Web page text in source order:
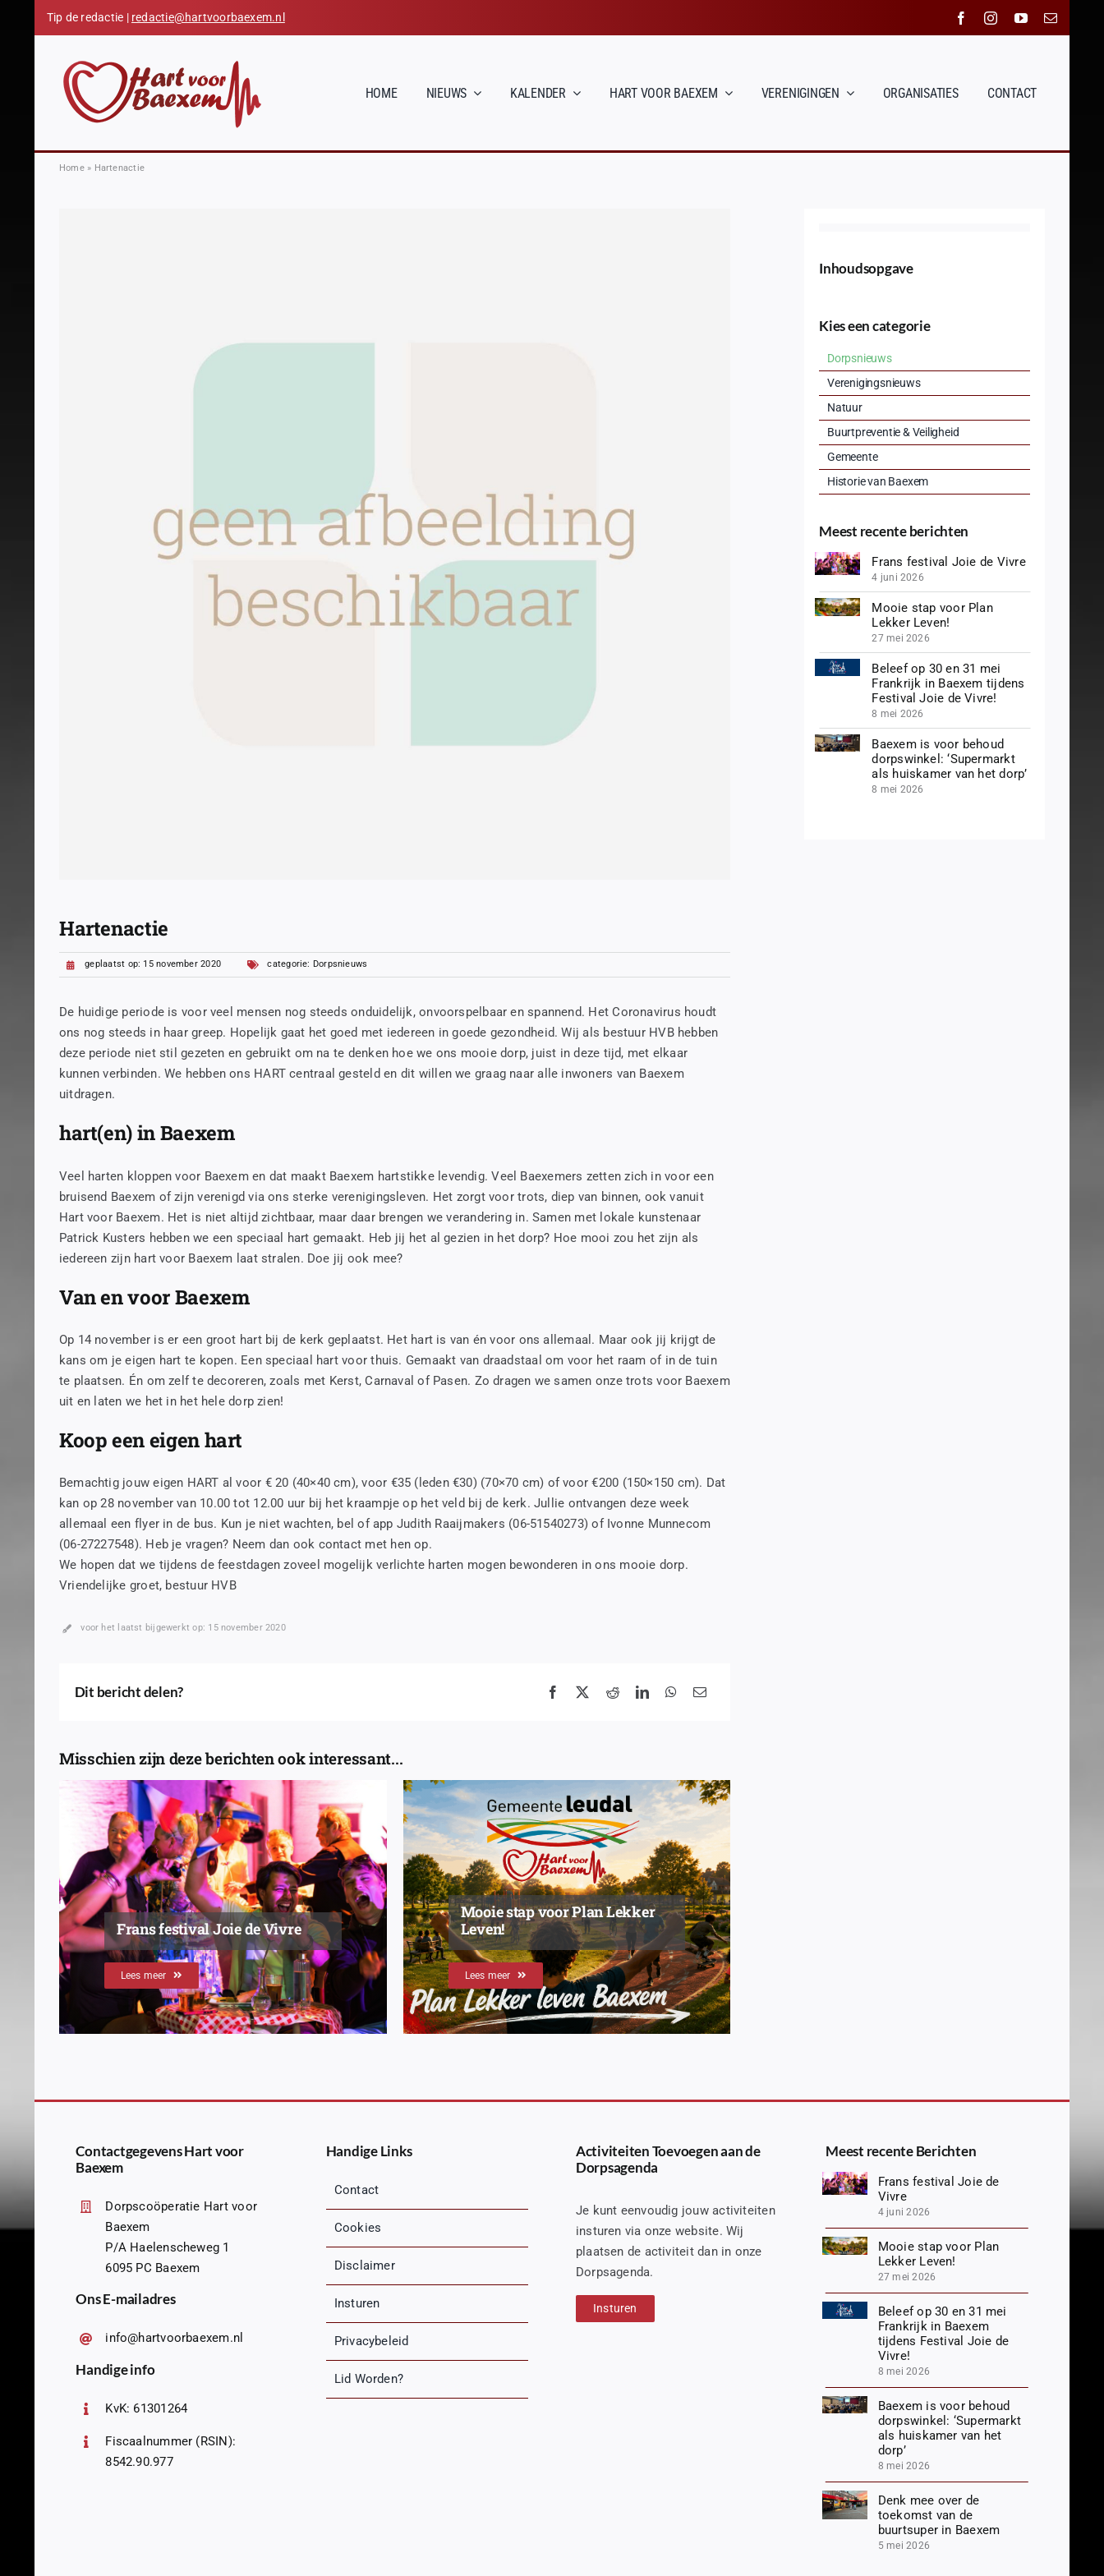
Tip de redactie | redactie@hartvoorbaexem.nl
HOME NIEUWS KALENDER HART VOOR BAEXEM VERENIGINGEN ORGANISATIES CONTACT
Home» Hartenactie
Hartenactie
geplaatst op: 15 november 2020 categorie: Dorpsnieuws
De huidige periode is voor veel mensen nog steeds onduidelijk, onvoorspelbaar en spannend. Het Coronavirus houdt
ons nog steeds in haar greep. Hopelijk gaat het goed met iedereen in goede gezondheid. Wij als bestuur HVB hebben
deze periode niet stil gezeten en gebruikt om na te denken hoe we ons mooie dorp, juist in deze tijd, met elkaar
kunnen verbinden. We hebben ons HART centraal gesteld en dit willen we graag naar alle inwoners van Baexem
uitdragen.
hart(en) in Baexem
Veel harten kloppen voor Baexem en dat maakt Baexem hartstikke levendig. Veel Baexemers zetten zich in voor een
bruisend Baexem of zijn verenigd via ons sterke verenigingsleven. Het zorgt voor trots, diep van binnen, ook vanuit
Hart voor Baexem. Het is niet altijd zichtbaar, maar daar brengen we verandering in. Samen met lokale kunstenaar
Patrick Kusters hebben we een speciaal hart gemaakt. Heb jij het al gezien in het dorp? Hoe mooi zou het zijn als
iedereen zijn hart voor Baexem laat stralen. Doe jij ook mee?
Van en voor Baexem
Op 14 november is er een groot hart bij de kerk geplaatst. Het hart is van én voor ons allemaal. Maar ook jij krijgt de
kans om je eigen hart te kopen. Een speciaal hart voor thuis. Gemaakt van draadstaal om voor het raam of in de tuin
te plaatsen. Én om zelf te decoreren, zoals met Kerst, Carnaval of Pasen. Zo dragen we samen onze trots voor Baexem
uit en laten we het in het hele dorp zien!
Koop een eigen hart
Bemachtig jouw eigen HART al voor € 20 (40×40 cm), voor €35 (leden €30) (70×70 cm) of voor €200 (150×150 cm). Dat
kan op 28 november van 10.00 tot 12.00 uur bij het kraampje op het veld bij de kerk. Jullie ontvangen deze week
allemaal een flyer in de bus. Kun je niet wachten, bel of app Judith Raaijmakers (06-51540273) of Ivonne Munnecom
(06-27227548). Heb je vragen? Neem dan ook contact met hen op.
We hopen dat we tijdens de feestdagen zoveel mogelijk verlichte harten mogen bewonderen in ons mooie dorp.
Vriendelijke groet, bestuur HVB
voor het laatst bijgewerkt op: 15 november 2020
Dit bericht delen?
Misschien zijn deze berichten ook interessant...
Frans festival Joie de Vivre
Lees meer
Mooie stap voor Plan Lekker
Leven!
Lees meer
Inhoudsopgave
Kies een categorie
Dorpsnieuws
Verenigingsnieuws
Natuur
Buurtpreventie & Veiligheid
Gemeente
Historie van Baexem
Meest recente berichten
Frans festival Joie de Vivre
4 juni 2026
Mooie stap voor Plan
Lekker Leven!
27 mei 2026
Beleef op 30 en 31 mei
Frankrijk in Baexem tijdens
Festival Joie de Vivre!
8 mei 2026
Baexem is voor behoud
dorpswinkel: ‘Supermarkt
als huiskamer van het dorp’
8 mei 2026
Contactgegevens Hart voor
Baexem
Dorpscoöperatie Hart voor
Baexem
P/A Haelenscheweg 1
6095 PC Baexem
Ons E-mailadres
info@hartvoorbaexem.nl
Handige info
KvK: 61301264
Fiscaalnummer (RSIN):
8542.90.977
Handige Links
Contact
Cookies
Disclaimer
Insturen
Privacybeleid
Lid Worden?
Activiteiten Toevoegen aan de
Dorpsagenda
Je kunt eenvoudig jouw activiteiten
insturen via onze website. Wij
plaatsen de activiteit dan in onze
Dorpsagenda.
Insturen
Meest recente Berichten
Frans festival Joie de
Vivre
4 juni 2026
Mooie stap voor Plan
Lekker Leven!
27 mei 2026
Beleef op 30 en 31 mei
Frankrijk in Baexem
tijdens Festival Joie de
Vivre!
8 mei 2026
Baexem is voor behoud
dorpswinkel: ‘Supermarkt
als huiskamer van het
dorp’
8 mei 2026
Denk mee over de
toekomst van de
buurtsuper in Baexem
5 mei 2026